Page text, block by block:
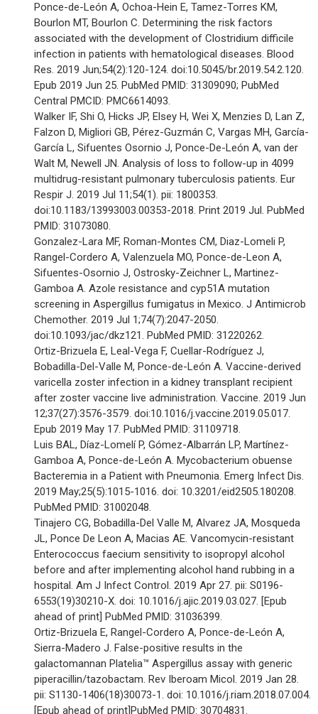
Ponce-de-León A, Ochoa-Hein E, Tamez-Torres KM,
Bourlon MT, Bourlon C. Determining the risk factors
associated with the development of Clostridium difficile
infection in patients with hematological diseases. Blood
Res. 2019 Jun;54(2):120-124. doi:10.5045/br.2019.54.2.120.
Epub 2019 Jun 25. PubMed PMID: 31309090; PubMed
Central PMCID: PMC6614093.
Walker IF, Shi O, Hicks JP, Elsey H, Wei X, Menzies D, Lan Z,
Falzon D, Migliori GB, Pérez-Guzmán C, Vargas MH, García-
García L, Sifuentes Osornio J, Ponce-De-León A, van der
Walt M, Newell JN. Analysis of loss to follow-up in 4099
multidrug-resistant pulmonary tuberculosis patients. Eur
Respir J. 2019 Jul 11;54(1). pii: 1800353.
doi:10.1183/13993003.00353-2018. Print 2019 Jul. PubMed
PMID: 31073080.
Gonzalez-Lara MF, Roman-Montes CM, Diaz-Lomeli P,
Rangel-Cordero A, Valenzuela MO, Ponce-de-Leon A,
Sifuentes-Osornio J, Ostrosky-Zeichner L, Martinez-
Gamboa A. Azole resistance and cyp51A mutation
screening in Aspergillus fumigatus in Mexico. J Antimicrob
Chemother. 2019 Jul 1;74(7):2047-2050.
doi:10.1093/jac/dkz121. PubMed PMID: 31220262.
Ortiz-Brizuela E, Leal-Vega F, Cuellar-Rodríguez J,
Bobadilla-Del-Valle M, Ponce-de-León A. Vaccine-derived
varicella zoster infection in a kidney transplant recipient
after zoster vaccine live administration. Vaccine. 2019 Jun
12;37(27):3576-3579. doi:10.1016/j.vaccine.2019.05.017.
Epub 2019 May 17. PubMed PMID: 31109718.
Luis BAL, Díaz-Lomelí P, Gómez-Albarrán LP, Martínez-
Gamboa A, Ponce-de-León A. Mycobacterium obuense
Bacteremia in a Patient with Pneumonia. Emerg Infect Dis.
2019 May;25(5):1015-1016. doi: 10.3201/eid2505.180208.
PubMed PMID: 31002048.
Tinajero CG, Bobadilla-Del Valle M, Alvarez JA, Mosqueda
JL, Ponce De Leon A, Macias AE. Vancomycin-resistant
Enterococcus faecium sensitivity to isopropyl alcohol
before and after implementing alcohol hand rubbing in a
hospital. Am J Infect Control. 2019 Apr 27. pii: S0196-
6553(19)30210-X. doi: 10.1016/j.ajic.2019.03.027. [Epub
ahead of print] PubMed PMID: 31036399.
Ortiz-Brizuela E, Rangel-Cordero A, Ponce-de-León A,
Sierra-Madero J. False-positive results in the
galactomannan Platelia™ Aspergillus assay with generic
piperacillin/tazobactam. Rev Iberoam Micol. 2019 Jan 28.
pii: S1130-1406(18)30073-1. doi: 10.1016/j.riam.2018.07.004.
[Epub ahead of print]PubMed PMID: 30704831.